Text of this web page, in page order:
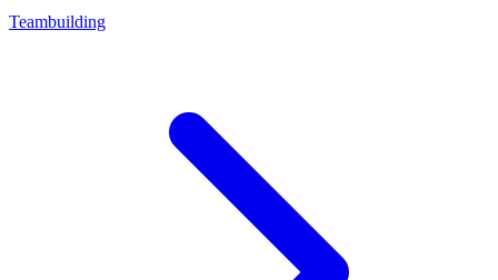
Teambuilding